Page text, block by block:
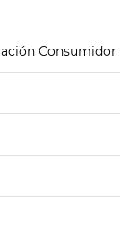
Consumidor